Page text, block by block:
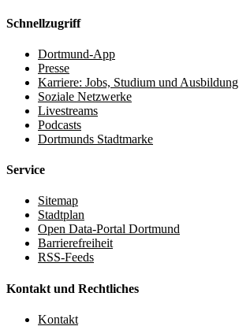
Schnellzugriff
Dortmund-App
Presse
Karriere: Jobs, Studium und Ausbildung
Soziale Netzwerke
Livestreams
Podcasts
Dortmunds Stadtmarke
Service
Sitemap
Stadtplan
Open Data-Portal Dortmund
Barrierefreiheit
RSS-Feeds
Kontakt und Rechtliches
Kontakt